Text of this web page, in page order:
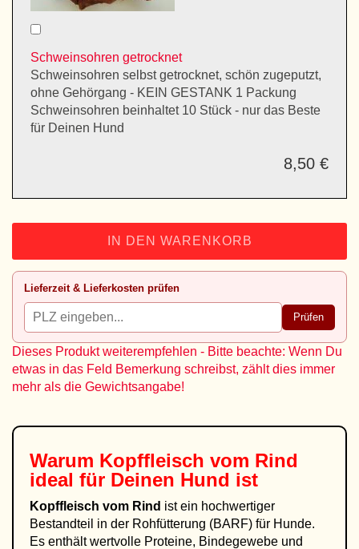
Schweinsohren getrocknet
Schweinsohren selbst getrocknet, schön zugeputzt,
ohne Gehörgang - KEIN GESTANK 1 Packung
Schweinsohren beinhaltet 10 Stück - nur das Beste
für Deinen Hund
8,50 €
IN DEN WARENKORB
Lieferzeit & Lieferkosten prüfen
Prüfen
Dieses Produkt weiterempfehlen - Bitte beachte: Wenn Du
etwas in das Feld Bemerkung schreibst, zählt dies immer
mehr als die Gewichtsangabe!
Warum Kopffleisch vom Rind
ideal für Deinen Hund ist
Kopffleisch vom Rind ist ein hochwertiger
Bestandteil in der Rohfütterung (BARF) für Hunde.
Es enthält wertvolle Proteine, Bindegewebe und